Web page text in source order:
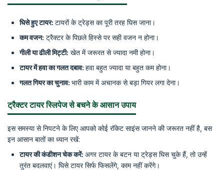
घिसे हुए टायर: टायरों के ट्रेड्स का पूरी तरह घिस जाना।
कम वजन: ट्रैक्टर के पिछले हिस्से पर सही वजन न होना।
गीली या ढीली मिट्टी: खेत में जरूरत से ज्यादा नमी होना।
टायर में हवा का गलत दबाव: हवा बहुत ज्यादा या बहुत कम होना।
गलत गियर का चुनाव: भारी काम में अचानक से बड़ा गियर लगा देना।
ट्रैक्टर टायर स्लिपेज से बचने के आसान उपाय
इस समस्या से निपटने के लिए आपको कोई रॉकेट साइंस जानने की जरूरत नहीं है, बस
इन आसान बातों का ध्यान रखें:
टायर की कंडीशन चेक करें: अगर टायर के बटन या ट्रेड्स घिस चुके हैं, तो उन्हें
तुरंत बदलवाएं। घिसे टायर सिर्फ फिसलेंगे, काम नहीं करेंगे।